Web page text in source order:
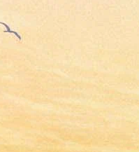
Nine Inch